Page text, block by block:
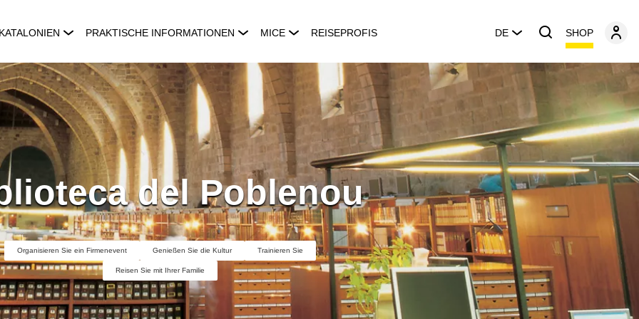
PRAKTISCHE INFORMATIONEN MICE REISEPROFIS DE SHOP
del Poblenou
Organisieren Sie ein Firmenevent Genießen Sie die Kultur Trainieren Sie
Reisen Sie mit Ihrer Familie